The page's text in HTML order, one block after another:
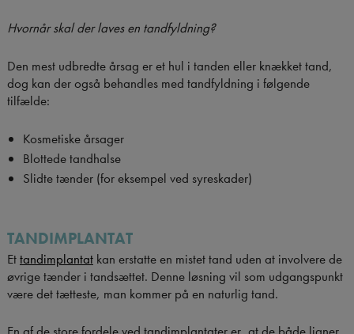
Hvornår skal der laves en tandfyldning?
Den mest udbredte årsag er et hul i tanden eller knækket tand,
dog kan der også behandles med tandfyldning i følgende
tilfælde:
Kosmetiske årsager
Blottede tandhalse
Slidte tænder (for eksempel ved syreskader)
TANDIMPLANTAT
Ettandimplantatkan erstatte en mistet tand uden at involvere de
øvrige tænder i tandsættet. Denne løsning vil som udgangspunkt
være det tætteste, man kommer på en naturlig tand.